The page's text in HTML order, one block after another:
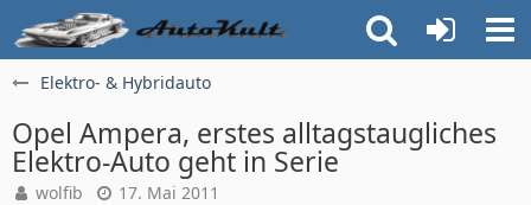
Elektro- & Hybridauto
Opel Ampera, erstes alltagstaugliches
Elektro-Auto geht in Serie
wolfib 17. Mai 2011